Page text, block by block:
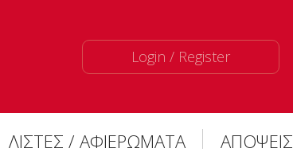
Login / Register
ΛΙΣΤΕΣ / ΑΦΙΕΡΩΜΑΤΑ ΑΠΟΨΕΙΣ